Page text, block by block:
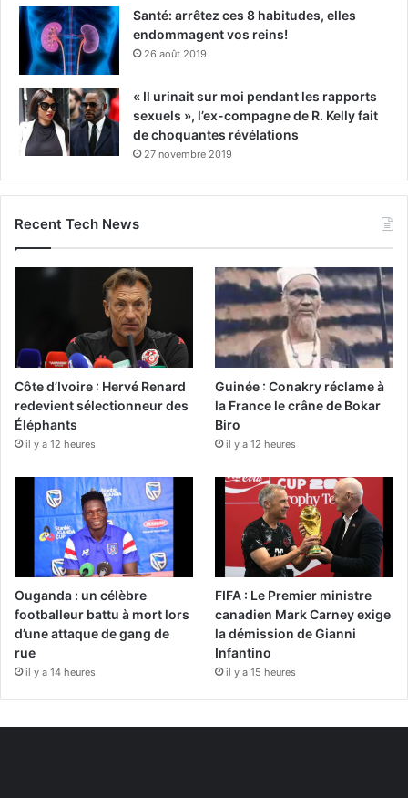
Santé: arrêtez ces 8 habitudes, elles
endommagent vos reins!
26 août 2019
« Il urinait sur moi pendant les rapports
sexuels », l’ex-compagne de R. Kelly fait
de choquantes révélations
27 novembre 2019
Recent Tech News
Côte d’Ivoire : Hervé Renard
redevient sélectionneur des
Éléphants
il y a 12 heures
Guinée : Conakry réclame à
la France le crâne de Bokar
Biro
il y a 12 heures
Ouganda : un célèbre
footballeur battu à mort lors
d’une attaque de gang de
rue
il y a 14 heures
FIFA : Le Premier ministre
canadien Mark Carney exige
la démission de Gianni
Infantino
il y a 15 heures